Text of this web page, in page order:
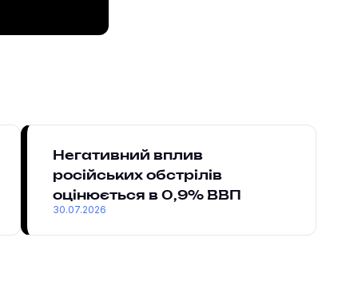
Негативний вплив
російських обстрілів
оцінюється в 0,9% ВВП
30.07.2026